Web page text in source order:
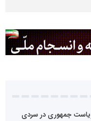
جمهوری در سردی